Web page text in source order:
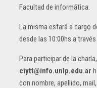
Facultad de informática.
La misma estará a cargo
desde las 10:00hs a
Para participar de la
ciytt@info.unlp.edu.ar
con nombre, apellido,